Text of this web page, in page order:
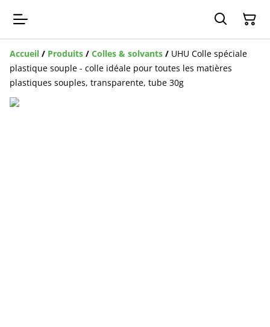
Accueil / Produits / Colles & solvants / UHU Colle spéciale
plastique souple - colle idéale pour toutes les matières
plastiques souples, transparente, tube 30g